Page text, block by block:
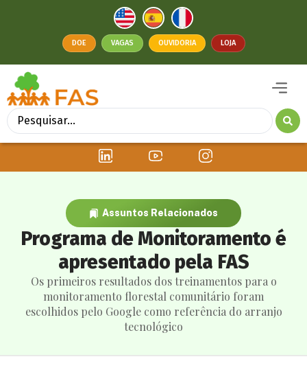
DOE VAGAS OUVIDORIA LOJA
Assuntos Relacionados
Programa de Monitoramento é
apresentado pela FAS
Os primeiros resultados dos treinamentos para o
monitoramento florestal comunitário foram
escolhidos pelo Google como referência do arranjo
tecnológico